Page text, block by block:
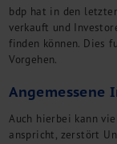
bdp hat in den
verkauft und
finden können. Dies
Vorgehen.
Angemessene
Auch hierbei kann
anspricht, zerstört